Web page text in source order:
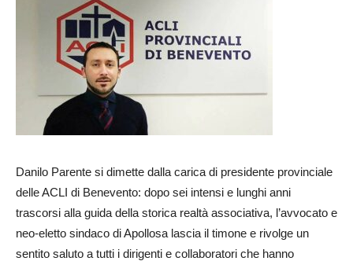
Danilo Parente si dimette dalla carica di presidente provinciale
delle ACLI di Benevento: dopo sei intensi e lunghi anni
trascorsi alla guida della storica realtà associativa, l’avvocato e
neo-eletto sindaco di Apollosa lascia il timone e rivolge un
sentito saluto a tutti i dirigenti e collaboratori che hanno